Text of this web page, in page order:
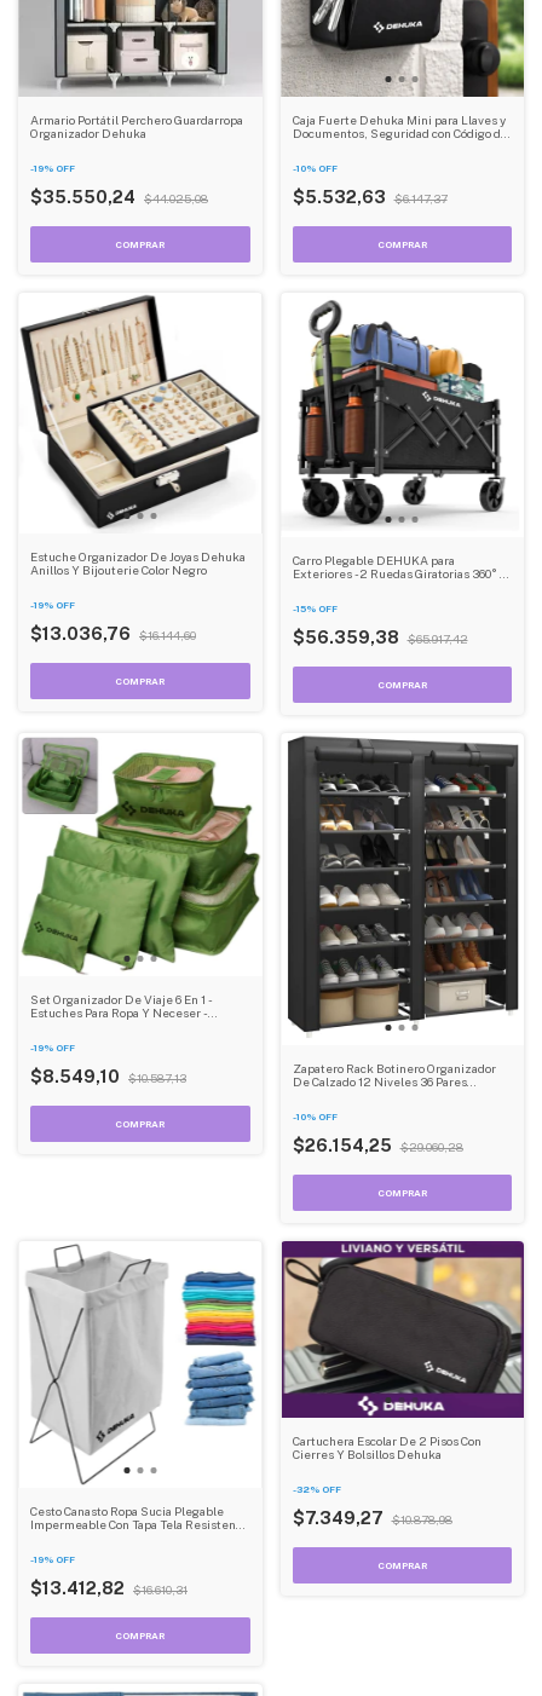
Armario Portátil Perchero Guardarropa
Organizador Dehuka
-19% OFF
$35.550,24 $44.025,08
Caja Fuerte Dehuka Mini para Llaves y
Documentos, Seguridad con Código de
-10% OFF
$5.532,63 $6.147,37
Estuche Organizador De Joyas Dehuka
Anillos Y Bijouterie Color Negro
-19% OFF
$13.036,76 $16.144,60
Carro Plegable DEHUKA para
Exteriores -2 Ruedas Giratorias 360° 2
-15% OFF
$56.359,38 $65.917,42
Set Organizador De Viaje 6 En 1 -
Estuches Para Ropa Y Neceser -
-19% OFF
$8.549,10 $10.587,13
Zapatero Rack Botinero Organizador
De Calzado 12 Niveles 36 Pares
-10% OFF
$26.154,25 $29.060,28
Cesto Canasto Ropa Sucia Plegable
Impermeable Con Tapa Tela Resistente
-19% OFF
$13.412,82 $16.610,31
Cartuchera Escolar De 2 Pisos Con
Cierres Y Bolsillos Dehuka
-32% OFF
$7.349,27 $10.878,98